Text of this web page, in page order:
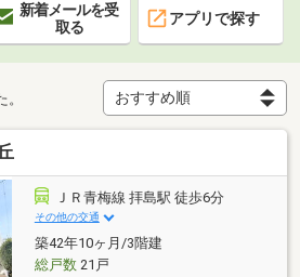
新着メールを受
取る
アプリで探す
ＪＲ青梅線 拝島駅 徒歩6分
その他の交通
築42年10ヶ月/3階建
総戸数21戸